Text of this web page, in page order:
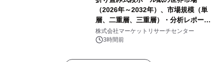
（2026年～2032年）、市場規模（単
層、二重層、三重層）・分析レポート
を発表
株式会社マーケットリサーチセンター
3時間前